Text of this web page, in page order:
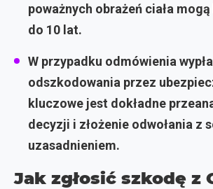
poważnych obrażeń ciała mogą
do 10 lat.
W przypadku odmówienia
odszkodowania przez
kluczowe jest dokładne
decyzji i złożenie odwołania z
uzasadnieniem.
Jak zgłosić szkodę z